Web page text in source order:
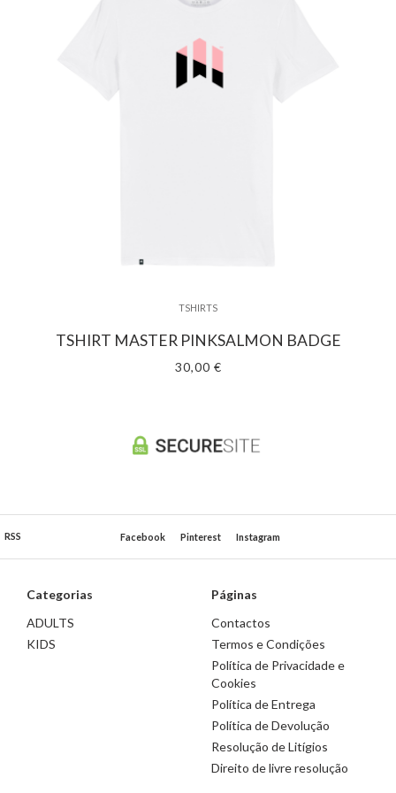
TSHIRTS
TSHIRT MASTER PINKSALMON BADGE
30,00 €
Facebook Pinterest Instagram
RSS
Categorias
ADULTS
KIDS
Páginas
Contactos
Termos e Condições
Política de Privacidade e
Cookies
Política de Entrega
Política de Devolução
Resolução de Litígios
Direito de livre resolução